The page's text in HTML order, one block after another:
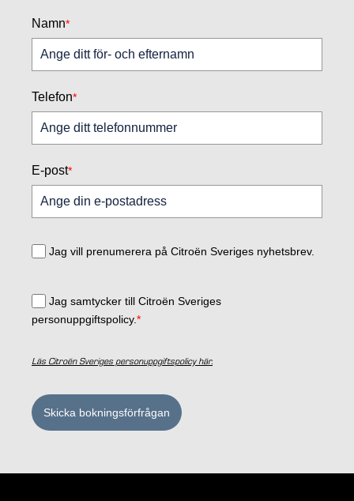
Namn*
Telefon*
E-post*
Jag vill prenumerera på Citroën Sveriges nyhetsbrev.
Jag samtycker till Citroën Sveriges
personuppgiftspolicy.*
Läs Citroën Sveriges personuppgiftspolicy här.
Skicka bokningsförfrågan